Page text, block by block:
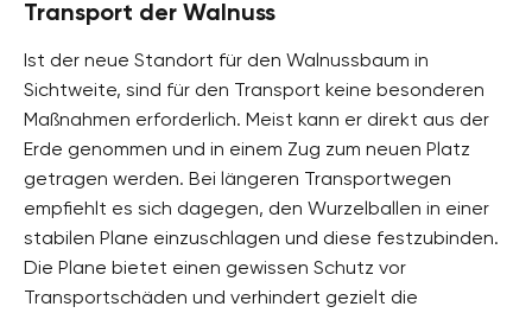
Transport der Walnuss
Ist der neue Standort für den Walnussbaum in
Sichtweite, sind für den Transport keine besonderen
Maßnahmen erforderlich. Meist kann er direkt aus der
Erde genommen und in einem Zug zum neuen Platz
getragen werden. Bei längeren Transportwegen
empfiehlt es sich dagegen, den Wurzelballen in einer
stabilen Plane einzuschlagen und diese festzubinden.
Die Plane bietet einen gewissen Schutz vor
Transportschäden und verhindert gezielt die